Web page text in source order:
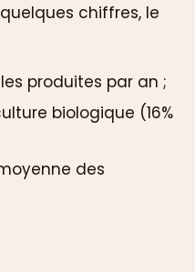
chiffres, le
produites par an ;
biologique (16%
des